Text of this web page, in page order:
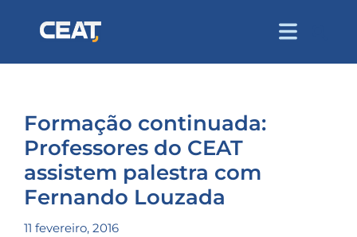
Formação continuada:
Professores do CEAT
assistem palestra com
Fernando Louzada
11 fevereiro, 2016